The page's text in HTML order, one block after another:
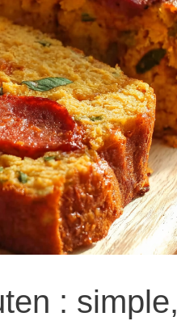
: simple,